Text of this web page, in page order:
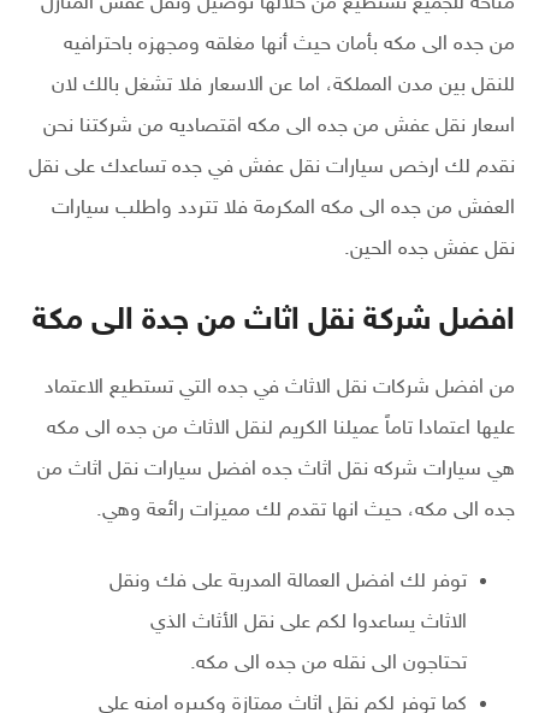
من جده الى مكه بأمان حيث أنها مغلقه ومجهزه باحترافيه
للنقل بين مدن المملكة، اما عن الاسعار فلا تشغل بالك لان
اسعار نقل عفش من جده الى مكه اقتصاديه من شركتنا نحن
نقدم لك ارخص سيارات نقل عفش في جده تساعدك على نقل
العفش من جده الى مكه المكرمة فلا تتردد واطلب سيارات
نقل عفش جده الحين.
افضل شركة نقل اثاث من جدة الى مكة
من افضل شركات نقل الاثاث في جده التي تستطيع الاعتماد
عليها اعتمادا تاماً عميلنا الكريم لنقل الاثاث من جده الى مكه
هي سيارات شركه نقل اثاث جده افضل سيارات نقل اثاث من
جده الى مكه، حيث انها تقدم لك مميزات رائعة وهي.
توفر لك افضل العمالة المدربة على فك ونقل
الاثاث يساعدوا لكم على نقل الأثاث الذي
تحتاجون الى نقله من جده الى مكه.
كما توفر لكم نقل اثاث ممتازة وكبيره امنه على